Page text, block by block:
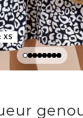
XS